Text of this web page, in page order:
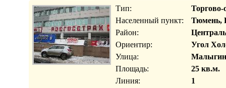
Тип:
Торгово-
Населенный пункт:
Тюмень,
Район:
Ориентир:
Угол
Улица:
Площадь:
25 кв.м.
Линия:
1